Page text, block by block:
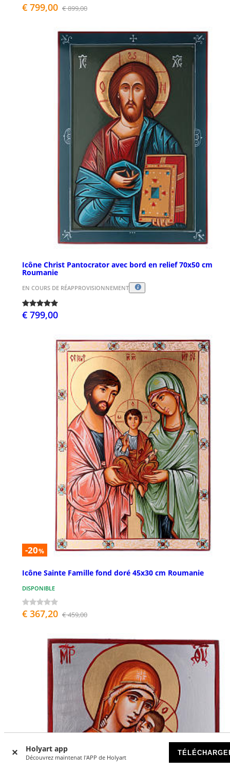
Holyart app
Découvrez maintenat l'APP de Holyart
€ 799,00 € 899,00
Icône Christ Pantocrator avec bord en relief 70x50 cm
Roumanie
EN COURS DE RÉAPPROVISIONNEMENT
€ 799,00
-20%
Icône Sainte Famille fond doré 45x30 cm Roumanie
DISPONIBLE
€ 367,20 € 459,00